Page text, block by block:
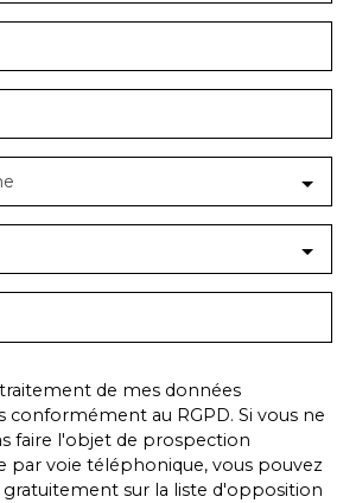
de mes données
conformément au RGPD. Si vous ne
faire l'objet de prospection
par voie téléphonique, vous pouvez
gratuitement sur la liste d'opposition